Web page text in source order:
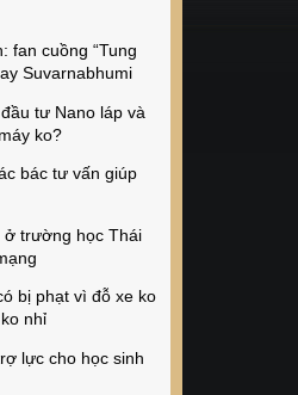
fan cuồng “Tung
Suvarnabhumi
tư Nano láp và
ko?
bác tư vấn giúp
ở trường học Thái
bị phạt vì đỗ xe ko
nhỉ
lực cho học sinh